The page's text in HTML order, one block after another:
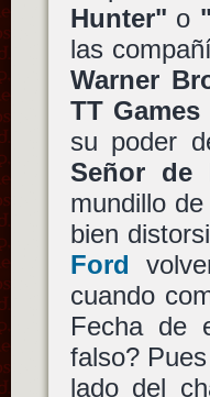
Hunter" o
las
Warner
TT Games
su poder
Señor de
mundillo
bien
Ford
cuando
Fecha de
falso?
lado del